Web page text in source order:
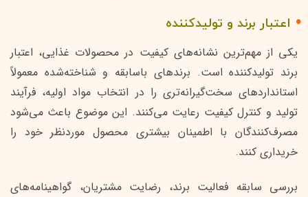
اعتبار برند و تولیدکننده
یکی از مهم‌ترین نشانه‌های کیفیت در محصولات غذایی، اعتبار
برند تولیدکننده است. برندهای باسابقه و شناخته‌شده معمولاً
استانداردهای سخت‌گیرانه‌تری را در انتخاب مواد اولیه، فرآیند
تولید و کنترل کیفیت رعایت می‌کنند. این موضوع باعث می‌شود
مصرف‌کنندگان با اطمینان بیشتری محصول موردنظر خود را
خریداری کنند.
بررسی سابقه فعالیت برند، رضایت مشتریان، گواهینامه‌های